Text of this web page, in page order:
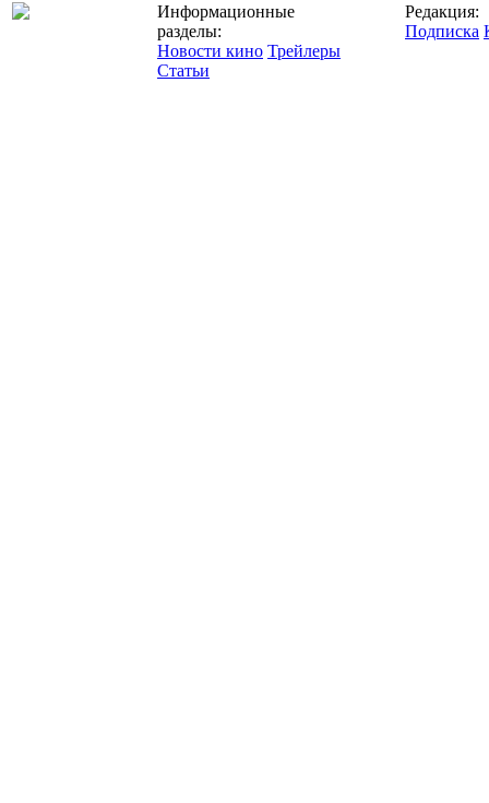
Информационные
разделы:
Новости кино Трейлеры
Статьи
Редакция:
Подписка